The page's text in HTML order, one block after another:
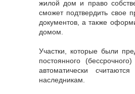
жилой дом и право
сможет подтвердить свое
документов, а также
домом.
Участки, которые были
постоянного
автоматически
наследникам.